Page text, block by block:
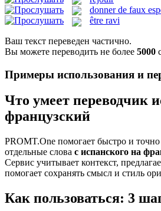
donner de faux
être ravi
Ваш текст переведен частично.
Вы можете переводить не более 5000
Примеры использования и
Что умеет переводчик
французский
PROMT.One помогает быстро и
отдельные слова с испанского на
Сервис учитывает контекст,
помогает сохранять смысл и стиль
Как пользоваться: 3